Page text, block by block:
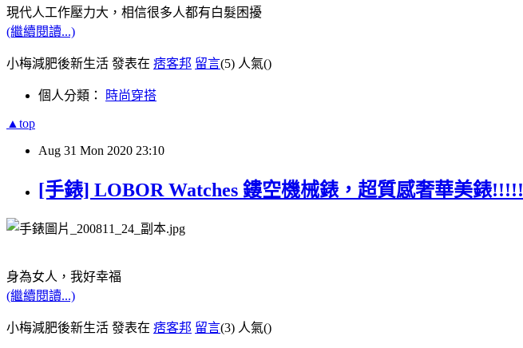
現代人工作壓力大，相信很多人都有白髮困擾
(繼續閱讀...)
小梅減肥後新生活 發表在 痞客邦 留言(5) 人氣()
個人分類： 時尚穿搭
▲top
Aug 31 Mon 2020 23:10
[手錶] LOBOR Watches 鏤空機械錶，超質感奢華美錶!!!!!
身為女人，我好幸福
(繼續閱讀...)
小梅減肥後新生活 發表在 痞客邦 留言(3) 人氣()